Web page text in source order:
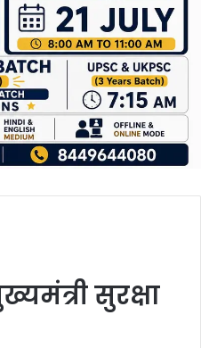
सुरक्षा